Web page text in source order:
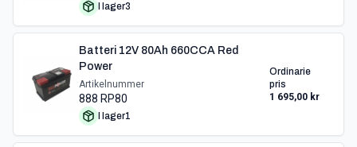
I lager3
Batteri 12V 80Ah 660CCA Red
Power
Artikelnummer
888 RP80
I lager1
Ordinarie
pris
1 695,00 kr